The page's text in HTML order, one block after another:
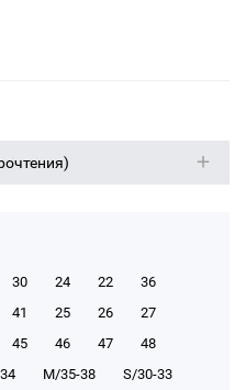
30 24 22
36
41 25 26
27
45 46 47
48
М/35-38
S/30-33